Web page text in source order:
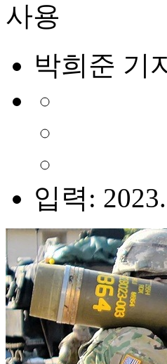
사용
박희준 기
입력: